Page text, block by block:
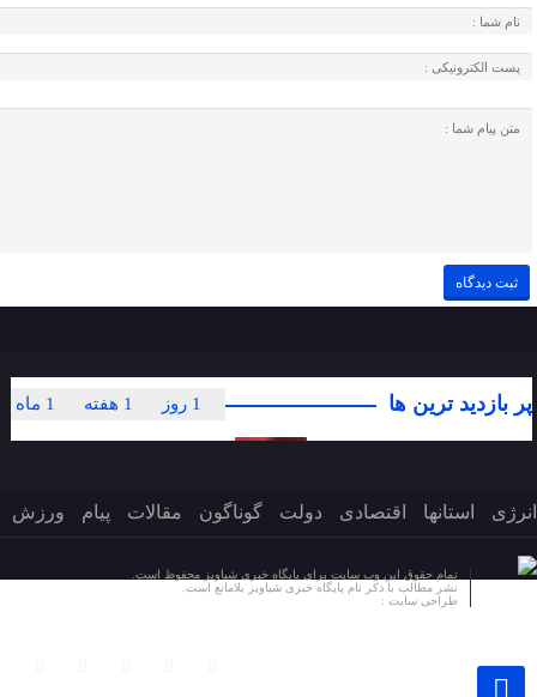
پر بازدید ترین ها 1 ماه 1 هفته 1 روز
انرژی استانها اقتصادی دولت گوناگون مقالات پیام ورزش
تمام حقوق این وب سایت برای پایگاه خبری شباویز محفوظ است.
نشر مطالب با ذکر نام پایگاه خبری شباویز بلامانع است.
طراحی سایت :